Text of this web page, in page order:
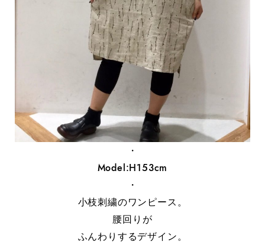
・
Model:H153cm
・
小枝刺繍のワンピース。
腰回りが
ふんわりするデザイン。